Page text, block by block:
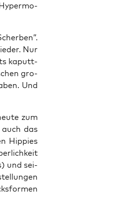
Nur
kaputt­
gro­
Und
zum
das
Hip­pies
und sei­